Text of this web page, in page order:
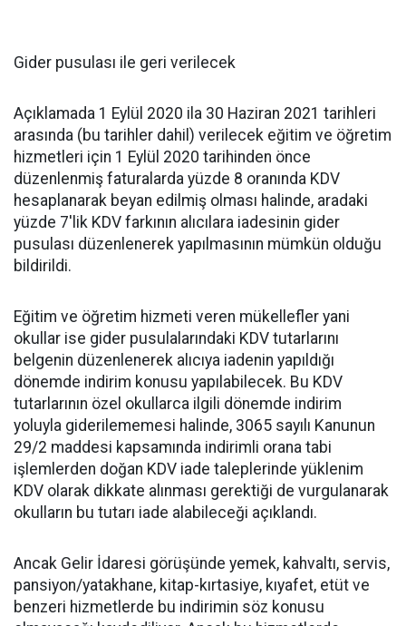
Gider pusulası ile geri verilecek
Açıklamada 1 Eylül 2020 ila 30 Haziran 2021 tarihleri
arasında (bu tarihler dahil) verilecek eğitim ve öğretim
hizmetleri için 1 Eylül 2020 tarihinden önce
düzenlenmiş faturalarda yüzde 8 oranında KDV
hesaplanarak beyan edilmiş olması halinde, aradaki
yüzde 7'lik KDV farkının alıcılara iadesinin gider
pusulası düzenlenerek yapılmasının mümkün olduğu
bildirildi.
Eğitim ve öğretim hizmeti veren mükellefler yani
okullar ise gider pusulalarındaki KDV tutarlarını
belgenin düzenlenerek alıcıya iadenin yapıldığı
dönemde indirim konusu yapılabilecek. Bu KDV
tutarlarının özel okullarca ilgili dönemde indirim
yoluyla giderilememesi halinde, 3065 sayılı Kanunun
29/2 maddesi kapsamında indirimli orana tabi
işlemlerden doğan KDV iade taleplerinde yüklenim
KDV olarak dikkate alınması gerektiği de vurgulanarak
okulların bu tutarı iade alabileceği açıklandı.
Ancak Gelir İdaresi görüşünde yemek, kahvaltı, servis,
pansiyon/yatakhane, kitap-kırtasiye, kıyafet, etüt ve
benzeri hizmetlerde bu indirimin söz konusu